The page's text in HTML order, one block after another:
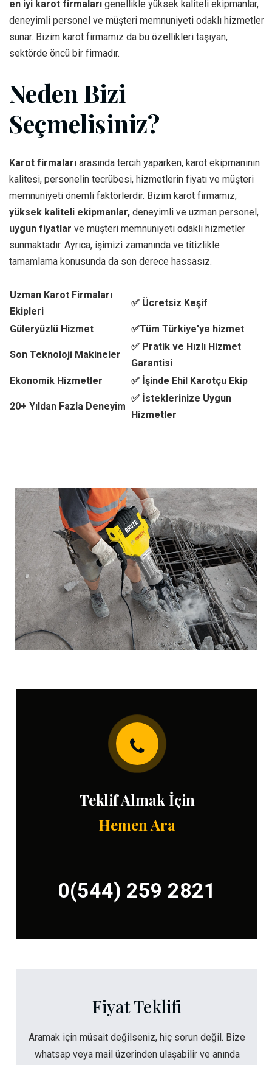
en iyi karot firmaları genellikle yüksek kaliteli ekipmanlar,
deneyimli personel ve müşteri memnuniyeti odaklı hizmetler
sunar. Bizim karot firmamız da bu özellikleri taşıyan,
sektörde öncü bir firmadır.
Neden Bizi
Seçmelisiniz?
Karot firmaları arasında tercih yaparken, karot ekipmanının
kalitesi, personelin tecrübesi, hizmetlerin fiyatı ve müşteri
memnuniyeti önemli faktörlerdir. Bizim karot firmamız,
yüksek kaliteli ekipmanlar, deneyimli ve uzman personel,
uygun fiyatlar ve müşteri memnuniyeti odaklı hizmetler
sunmaktadır. Ayrıca, işimizi zamanında ve titizlikle
tamamlama konusunda da son derece hassasız.
Uzman Karot Firmaları
Ekipleri
✅ Ücretsiz Keşif
Güleryüzlü Hizmet ✅Tüm Türkiye'ye hizmet
Son Teknoloji Makineler
✅ Pratik ve Hızlı Hizmet
Garantisi
Ekonomik Hizmetler
✅ İşinde Ehil Karotçu Ekip
20+ Yıldan Fazla Deneyim
✅ İsteklerinize Uygun
Hizmetler
Teklif Almak İçin
Hemen Ara
0(544) 259 2821
Fiyat Teklifi
Aramak için müsait değilseniz, hiç sorun değil. Bize
whatsap veya mail üzerinden ulaşabilir ve anında